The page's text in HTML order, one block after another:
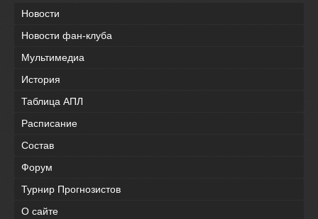
Новости
Новости фан-клуба
Мультимедиа
История
Таблица АПЛ
Расписание
Состав
Форум
Турнир Прогнозистов
О сайте